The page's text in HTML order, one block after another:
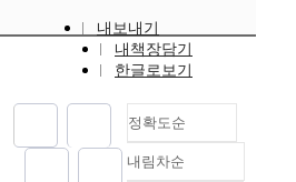
내보내기
내책장담기
한글로보기
정확도순
정확도
내림차순